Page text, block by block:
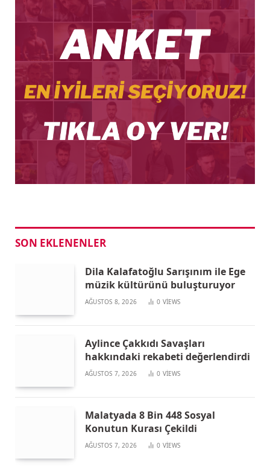
SON EKLENENLER
Dila Kalafatoğlu Sarışınım ile Ege
müzik kültürünü buluşturuyor
AĞUSTOS 8, 2026 0 VIEWS
Aylince Çakkıdı Savaşları
hakkındaki rekabeti değerlendirdi
AĞUSTOS 7, 2026 0 VIEWS
Malatyada 8 Bin 448 Sosyal
Konutun Kurası Çekildi
AĞUSTOS 7, 2026 0 VIEWS